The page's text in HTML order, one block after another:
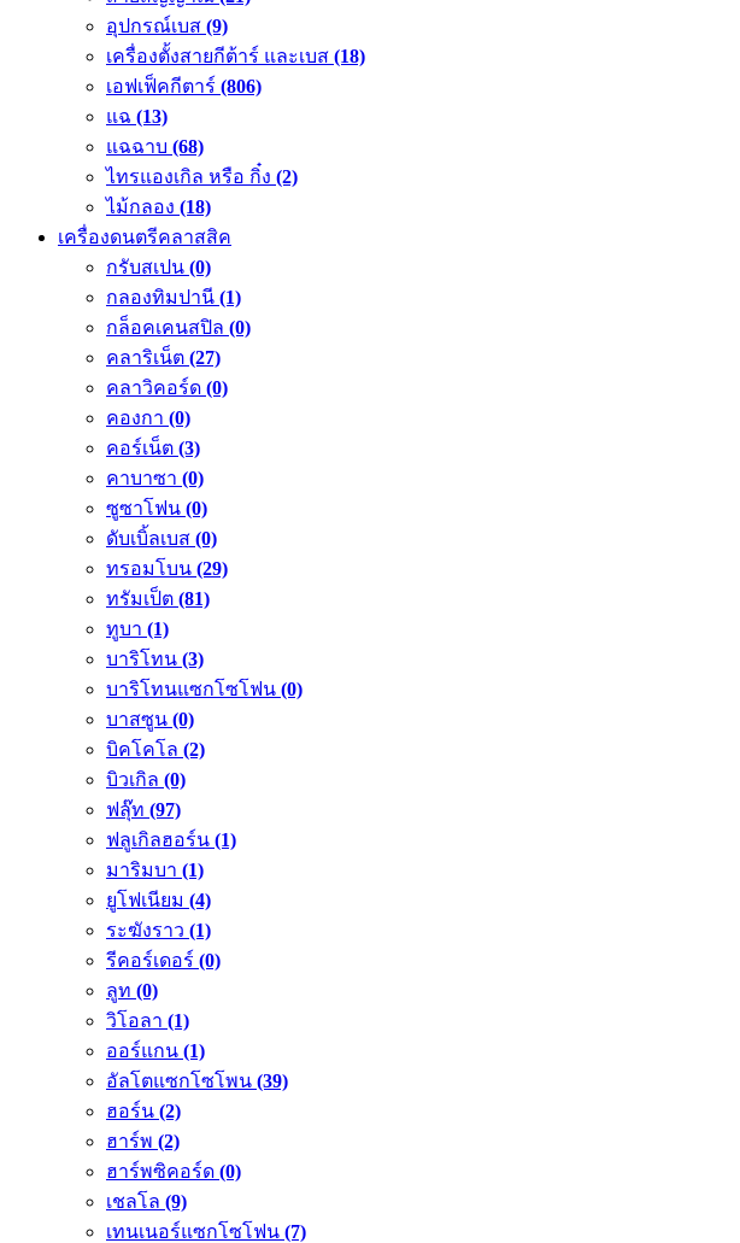
อุปกรณ์เบส (9)
เครื่องตั้งสายกีต้าร์ และเบส (18)
เอฟเฟ็คกีตาร์ (806)
แฉ (13)
แฉฉาบ (68)
ไทรแองเกิล หรือ กิ๋ง (2)
ไม้กลอง (18)
เครื่องดนตรีคลาสสิค
กรับสเปน (0)
กลองทิมปานี (1)
กล็อคเคนสปิล (0)
คลาริเน็ต (27)
คลาวิคอร์ด (0)
คองกา (0)
คอร์เน็ต (3)
คาบาซา (0)
ซูซาโฟน (0)
ดับเบิ้ลเบส (0)
ทรอมโบน (29)
ทรัมเป็ต (81)
ทูบา (1)
บาริโทน (3)
บาริโทนแซกโซโฟน (0)
บาสซูน (0)
บิคโคโล (2)
บิวเกิล (0)
ฟลุ๊ท (97)
ฟลูเกิลฮอร์น (1)
มาริมบา (1)
ยูโฟเนียม (4)
ระฆังราว (1)
รีคอร์เดอร์ (0)
ลูท (0)
วิโอลา (1)
ออร์แกน (1)
อัลโตแซกโซโพน (39)
ฮอร์น (2)
ฮาร์พ (2)
ฮาร์พซิคอร์ด (0)
เชลโล (9)
เทนเนอร์แซกโซโฟน (7)